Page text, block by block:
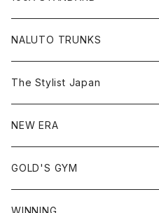
SHOW UP!
キャップ
Tシャツ
ショートスリーブ
ロングスリーブ
シャツ
アウター
スウェット
NALUTO TRUNKS
The Stylist Japan
NEW ERA
59FIFTY
9FIFTY
GOLD'S GYM
Tシャツ
WINNING